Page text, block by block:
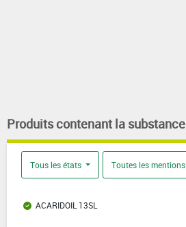
Produits contenant la substance
Tous les états Toutes les mentions
ACARIDOIL 13SL